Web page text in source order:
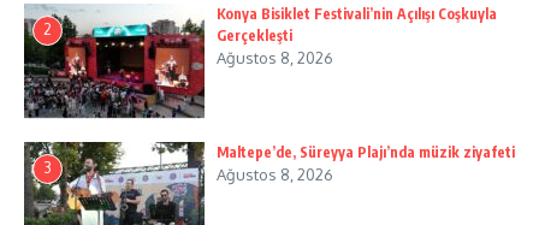
2
Konya Bisiklet Festivali’nin Açılışı Coşkuyla
Gerçekleşti
Ağustos 8, 2026
3
Maltepe’de, Süreyya Plajı’nda müzik ziyafeti
Ağustos 8, 2026